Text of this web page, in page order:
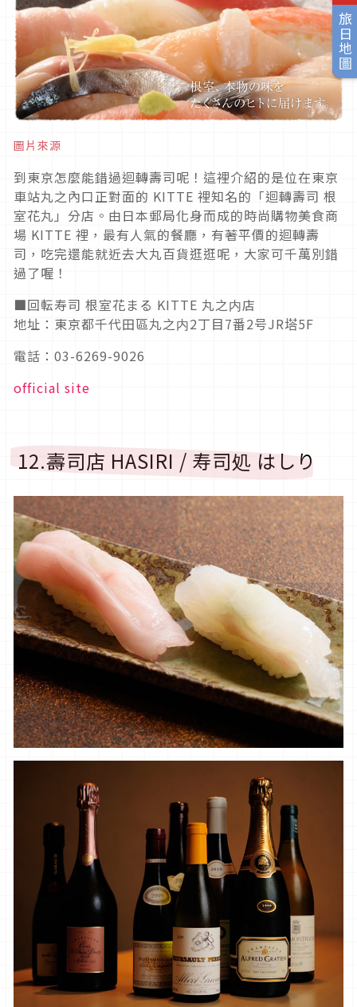
旅日地圖
圖片來源
到東京怎麼能錯過迴轉壽司呢！這裡介紹的是位在東京
車站丸之內口正對面的 KITTE 裡知名的「迴轉壽司 根
室花丸」分店。由日本郵局化身而成的時尚購物美食商
場 KITTE 裡，最有人氣的餐廳，有著平價的迴轉壽
司，吃完還能就近去大丸百貨逛逛呢，大家可千萬別錯
過了喔！
■回転寿司 根室花まる KITTE 丸之内店
地址：東京都千代田區丸之内2丁目7番2号JR塔5F
電話：03-6269-9026
official site
12.壽司店 HASIRI / 寿司処 はしり